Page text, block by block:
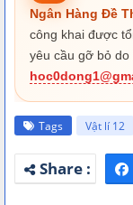
Ngân Hàng Đề
công khai được
yêu cầu gỡ bỏ
Tags Vật lí 12